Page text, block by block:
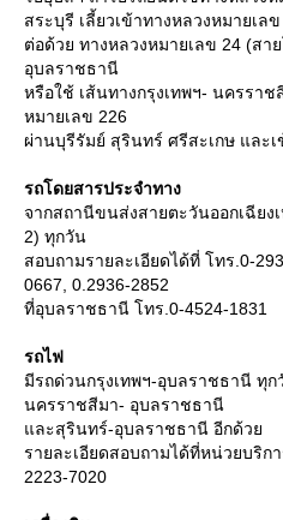
สระบุรี เลี้ยวเข้าทางหลวงหมายเล
ต่อด้วย ทางหลวงหมายเลข 24 (สา
อุบลราชธานี
หรือใช้ เส้นทางกรุงเทพฯ- นครรา
หมายเลข 226
ผ่านบุรีรัมย์ สุรินทร์ ศรีสะเกษ และ
รถโดยสารประจำทาง
จากสถานีขนส่งสายตะวันออกเฉีย
2) ทุกวัน
สอบถามรายละเอียดได้ที่ โทร.0-
0667, 0.2936-2852
ที่อุบลราชธานี โทร.0-4524-1831
รถไฟ
มีรถด่วนกรุงเทพฯ-อุบลราชธานี ทุ
นครราชสีมา- อุบลราชธานี
ละสุรินทร์-อุบลราชธานี อีกด้ว
รายละเอียดสอบถามได้ที่หน่วยบริก
2223-7020